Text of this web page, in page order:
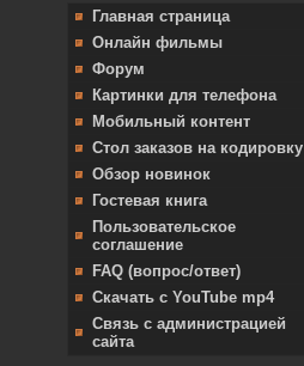
Главная страница
Онлайн фильмы
Форум
Картинки для телефона
Мобильный контент
Стол заказов на кодировку
Обзор новинок
Гостевая книга
Пользовательское
соглашение
FAQ (вопрос/ответ)
Скачать с YouTube mp4
Связь с администрацией
сайта